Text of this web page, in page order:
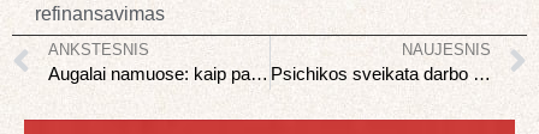
refinansavimas
ANKSTESNIS
Augalai namuose: kaip pasirinkti ir išlaikyti gyvus
NAUJESNIS
Psichikos sveikata darbo vietoje: kaip atpažinti ir valdyti stresą